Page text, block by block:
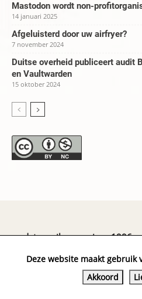
Mastodon wordt non-
14 januari 2025
Afgeluisterd door uw airfryer?
7 november 2024
Duitse overheid publiceert audit
en Vaultwarden
15 oktober 2024
datapanik.org – since 1996
Website by Exterwerk —
Deze website maakt gebruik
Akkoord